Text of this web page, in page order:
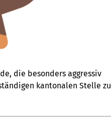
die besonders aggressiv
kantonalen Stelle zu